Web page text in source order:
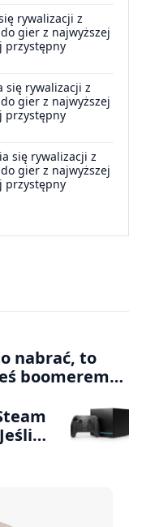
rywalizacji z
gier z najwyższej
przystępny
się rywalizacji z
gier z najwyższej
przystępny
się rywalizacji z
gier z najwyższej
przystępny
nabrać, to
boomerem”.
którego